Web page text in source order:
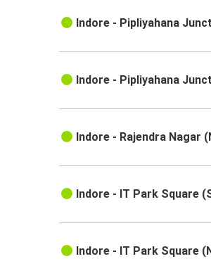
Indore - Pipliyahana
Indore - Pipliyahana
Indore - Rajendra Nagar
Indore - IT Park Square
Indore - IT Park Square